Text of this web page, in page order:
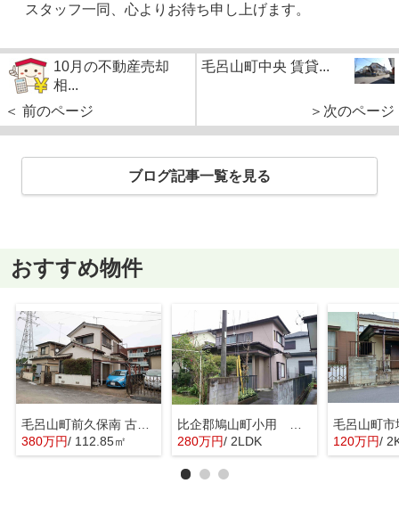
スタッフ一同、心よりお待ち申し上げます。
10月の不動産売却
相...
＜ 前のページ
毛呂山町中央 賃貸...
＞次のページ
ブログ記事一覧を見る
おすすめ物件
毛呂山町前久保南 古家付売地
380万円/ 112.85㎡
比企郡鳩山町小用 中古住宅
280万円/ 2LDK
毛呂山町市
120万円/